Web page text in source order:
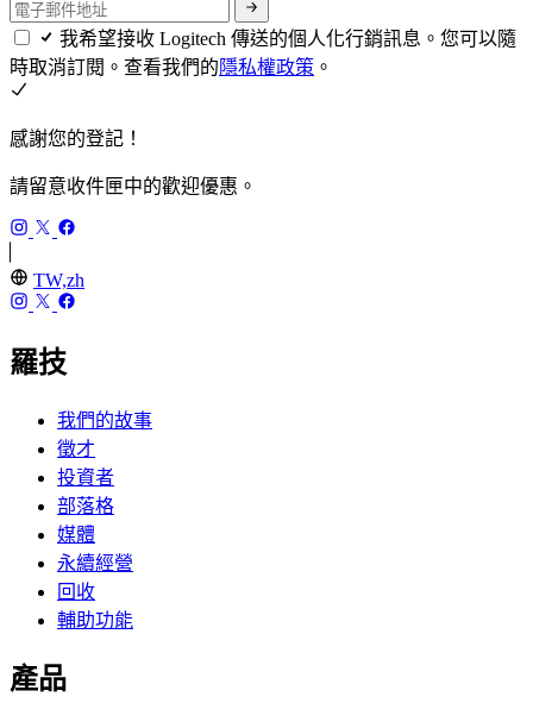
我希望接收 Logitech 傳送的個人化行銷訊息。您可以隨
時取消訂閱。查看我們的隱私權政策 。
感謝您的登記！
請留意收件匣中的歡迎優惠。
TW,zh
羅技
我們的故事
徵才
投資者
部落格
媒體
永續經營
回收
輔助功能
產品